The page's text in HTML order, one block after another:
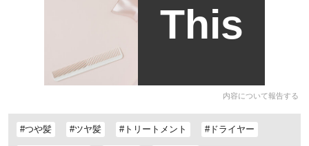
This
内容について報告する
#つや髪 #ツヤ髪 #トリートメント #ドライヤー